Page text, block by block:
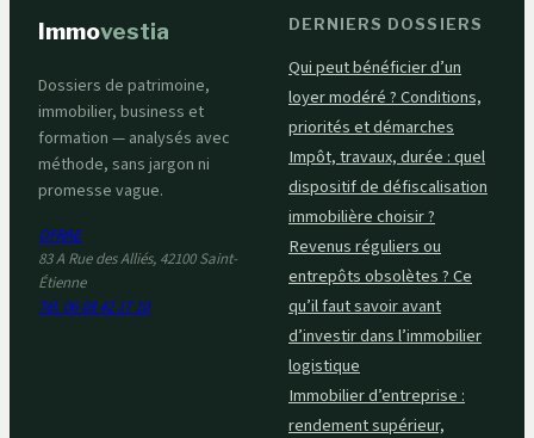
Immovestia
Dossiers de patrimoine,
immobilier, business et
formation — analysés avec
méthode, sans jargon ni
promesse vague.
OFRAE
83 A Rue des Alliés, 42100 Saint-
Étienne
Tél. 06 08 42 17 10
DERNIERS DOSSIERS
Qui peut bénéficier d’un
loyer modéré ? Conditions,
priorités et démarches
Impôt, travaux, durée : quel
dispositif de défiscalisation
immobilière choisir ?
Revenus réguliers ou
entrepôts obsolètes ? Ce
qu’il faut savoir avant
d’investir dans l’immobilier
logistique
Immobilier d’entreprise :
rendement supérieur,